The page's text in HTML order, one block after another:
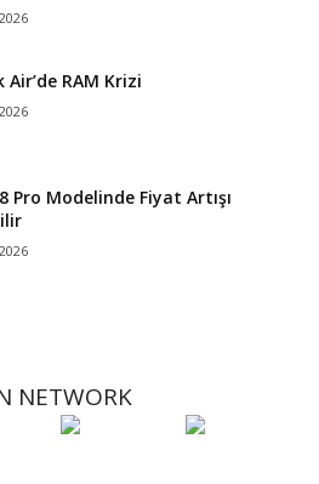
Air’de RAM Krizi
Pro Modelinde Fiyat Artışı
NETWORK